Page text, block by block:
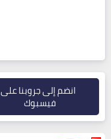
انضم إلى جروبنا على
فيسبوك